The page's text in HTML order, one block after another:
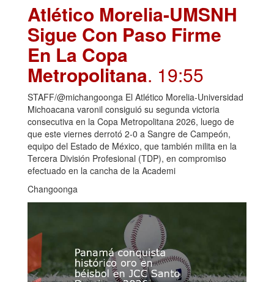
Atlético Morelia-UMSNH
Sigue Con Paso Firme
En La Copa
Metropolitana. 19:55
STAFF/@michangoonga El Atlético Morelia-Universidad
Michoacana varonil consiguió su segunda victoria
consecutiva en la Copa Metropolitana 2026, luego de
que este viernes derrotó 2-0 a Sangre de Campeón,
equipo del Estado de México, que también milita en la
Tercera División Profesional (TDP), en compromiso
efectuado en la cancha de la Academi
Changoonga